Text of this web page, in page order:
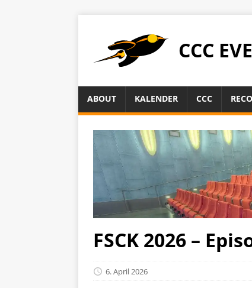
CCC
ABOUT KALENDER CCC
FSCK 2026 –
6. April 2026